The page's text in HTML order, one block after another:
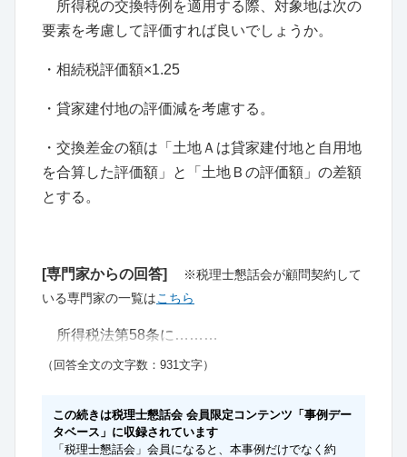
所得税の交換特例を適用する際、対象地は次の
要素を考慮して評価すれば良いでしょうか。
・相続税評価額×1.25
・貸家建付地の評価減を考慮する。
・交換差金の額は「土地Ａは貸家建付地と自用地
を合算した評価額」と「土地Ｂの評価額」の差額
とする。
[専門家からの回答]
※税理士懇話会が顧問契約して
いる専門家の一覧はこちら
所得税法第58条に………
（回答全文の文字数：931文字）
この続きは税理士懇話会 会員限定コンテンツ「事例デー
タベース」に収録されています
「税理士懇話会」会員になると、本事例だけでなく約